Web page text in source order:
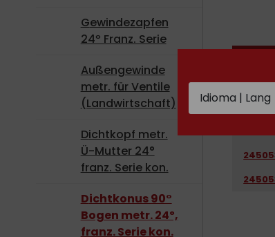
Gewindezapfen
24º Franz. Serie
Außengewinde
metr. für Ventile
(Landwirtschaft)
Dichtkopf metr.
Ü-Mutter 24°
franz. Serie kon.
Dichtkonus 90°
Bogen metr. 24º,
franz. Serie kon.